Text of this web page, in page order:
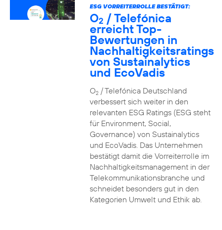
ESG VORREITERROLLE BESTÄTIGT:
O2 / Telefónica
erreicht Top-
Bewertungen in
Nachhaltigkeitsratings
von Sustainalytics
und EcoVadis
O2/ Telefónica Deutschland
verbessert sich weiter in den
relevanten ESG Ratings (ESG steht
für Environment, Social,
Governance) von Sustainalytics
und EcoVadis. Das Unternehmen
bestätigt damit die Vorreiterrolle im
Nachhaltigkeitsmanagement in der
Telekommunikationsbranche und
schneidet besonders gut in den
Kategorien Umwelt und Ethik ab.